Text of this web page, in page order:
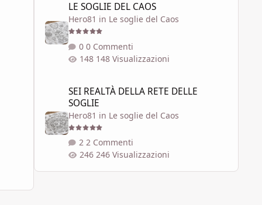
LE SOGLIE DEL CAOS
Hero81 in Le soglie del Caos
0 Commenti
148 Visualizzazioni
SEI REALTÀ DELLA RETE DELLE
SOGLIE
Hero81 in Le soglie del Caos
2 Commenti
246 Visualizzazioni